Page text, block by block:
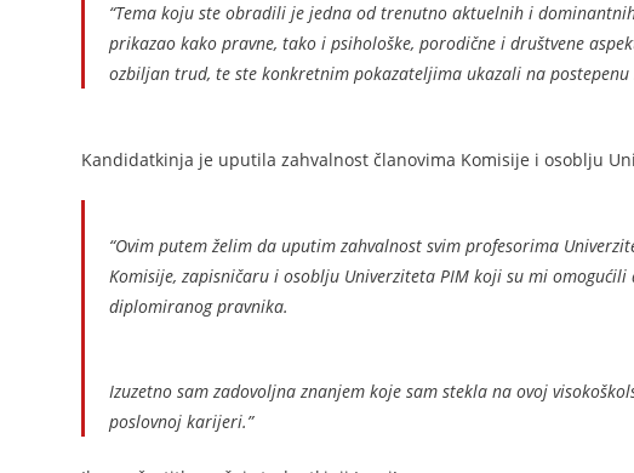
“Tema koju ste obradili je jedna od trenutno aktuelnih i
prikazao kako pravne, tako i psihološke, porodične i društvene
ozbiljan trud, te ste konkretnim pokazateljima ukazali na
Kandidatkinja je uputila zahvalnost članovima Komisije i osoblju
“Ovim putem želim da uputim zahvalnost svim profesorima
Komisije, zapisničaru i osoblju Univerziteta PIM koji su mi
diplomiranog pravnika.
Izuzetno sam zadovoljna znanjem koje sam stekla na ovoj
poslovnoj karijeri.”